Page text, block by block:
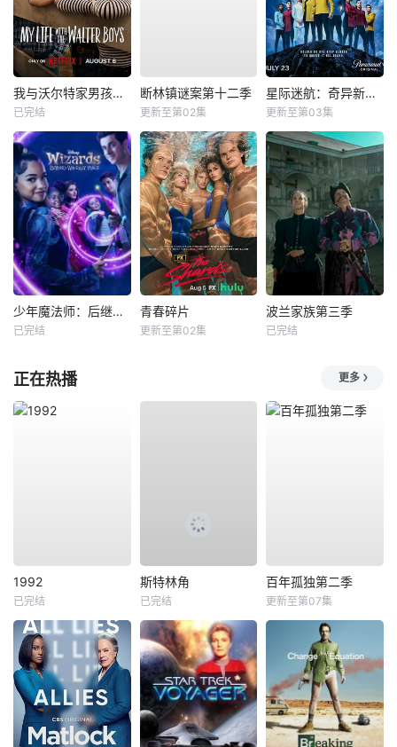
我与沃尔特家男孩的生活第三季
已完结
断林镇谜案第十二季
更新至第02集
星际迷航：奇异新世界第四季
更新至第03集
少年魔法师：后继者第三季
已完结
青春碎片
更新至第02集
波兰家族第三季
已完结
正在热播 更多
1992
已完结
斯特林角
已完结
百年孤独第二季
更新至第07集